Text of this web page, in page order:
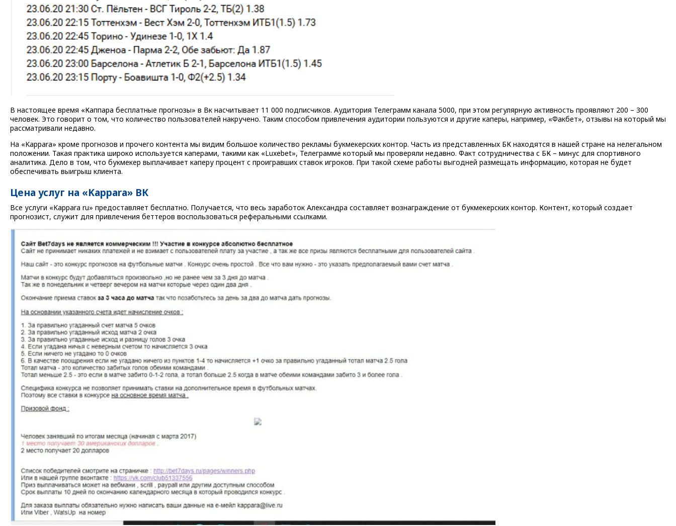
В настоящее время «Каппара бесплатные прогнозы» в Вк насчитывает 11 000 подписчиков. Аудитория Телеграмм канала 5000, при этом регулярную активность проявляют 200 – 300
человек. Это говорит о том, что количество пользователей накручено. Таким способом привлечения аудитории пользуются и другие каперы, например, «Факбет», отзывы на который мы
рассматривали недавно.
На «Kappara» кроме прогнозов и прочего контента мы видим большое количество рекламы букмекерских контор. Часть из представленных БК находятся в нашей стране на нелегальном
положении. Такая практика широко используется каперами, такими как «Luxebet», Телеграмме который мы проверяли недавно. Факт сотрудничества с БК – минус для спортивного
аналитика. Дело в том, что букмекер выплачивает каперу процент с проигравших ставок игроков. При такой схеме работы выгодней размещать информацию, которая не будет
обеспечивать выигрыш клиента.
Цена услуг на «Kappara» ВК
Все услуги «Kappara ru» предоставляет бесплатно. Получается, что весь заработок Александра составляет вознаграждение от букмекерских контор. Контент, который создает
прогнозист, служит для привлечения беттеров воспользоваться реферальными ссылками.